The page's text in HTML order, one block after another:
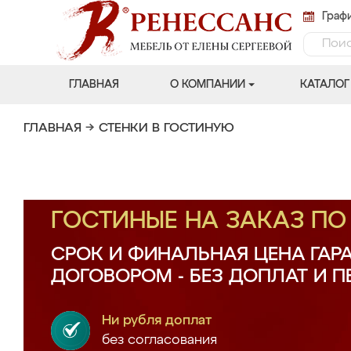
ГЛАВНАЯ О КОМПАНИИ КАТАЛОГ
ГЛАВНАЯ → СТЕНКИ В ГОСТИНУЮ
ГОСТИНЫЕ НА ЗАКАЗ
СРОК И ФИНАЛЬНАЯ ЦЕНА
ДОГОВОРОМ - БЕЗ ДОПЛАТ И
Ни рубля доплат
без согласования